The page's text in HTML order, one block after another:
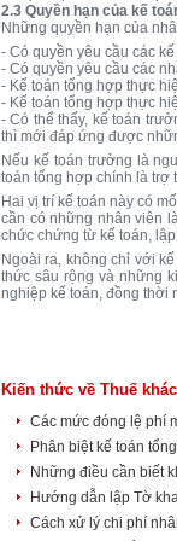
2.3 Quyền hạn của kế
Những quyền hạn của
- Có quyền yêu cầu các
- Có quyền yêu cầu các
- Kế toán tổng hợp thực
- Kế toán tổng hợp thực
- Có thể thấy, kế toán
thì mới đáp ứng được
Nếu kế toán trưởng là
toán tổng hợp chính là trợ
Hai vị trí kế toán này có
cần có những nhân viên
chức chứng từ kế toán,
Ngoài ra, không chỉ với
thức sâu rộng và những
nghiệp kế toán, đồng thời
Kiến thức về Thuế
Các mức đóng lệ phí
Phân biệt kế toán
Những điều cần biết
Hướng dẫn lập Tờ
Cách xử lý chi phí